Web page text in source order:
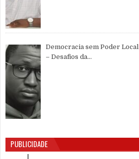
Democracia sem Poder Local
– Desafios da
PUBLICIDADE